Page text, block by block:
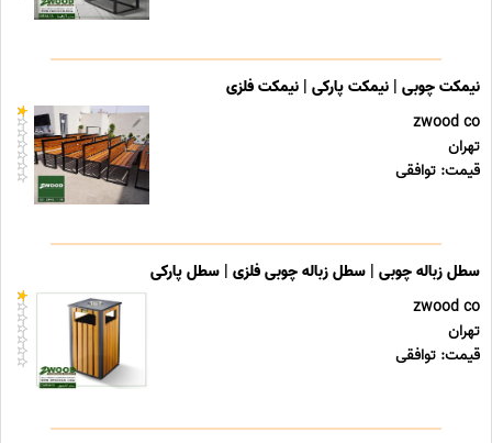
نیمکت چوبی | نیمکت پارکی | نیمکت فلزی
zwood co
تهران
قیمت: توافقی
سطل زباله چوبی | سطل زباله چوبی فلزی | سطل پارکی
zwood co
تهران
قیمت: توافقی